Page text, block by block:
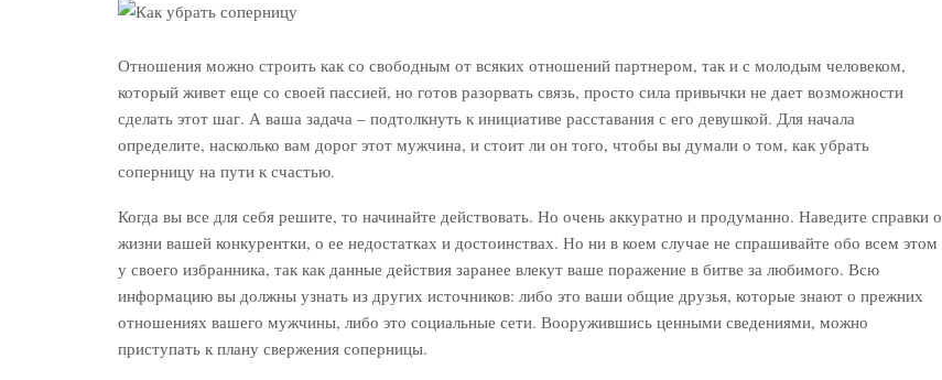
Отношения можно строить как со свободным от всяких отношений партнером, так и с молодым человеком,
который живет еще со своей пассией, но готов разорвать связь, просто сила привычки не дает возможности
сделать этот шаг. А ваша задача – подтолкнуть к инициативе расставания с его девушкой. Для начала
определите, насколько вам дорог этот мужчина, и стоит ли он того, чтобы вы думали о том, как убрать
соперницу на пути к счастью.
Когда вы все для себя решите, то начинайте действовать. Но очень аккуратно и продуманно. Наведите справки о
жизни вашей конкурентки, о ее недостатках и достоинствах. Но ни в коем случае не спрашивайте обо всем этом
у своего избранника, так как данные действия заранее влекут ваше поражение в битве за любимого. Всю
информацию вы должны узнать из других источников: либо это ваши общие друзья, которые знают о прежних
отношениях вашего мужчины, либо это социальные сети. Вооружившись ценными сведениями, можно
приступать к плану свержения соперницы.